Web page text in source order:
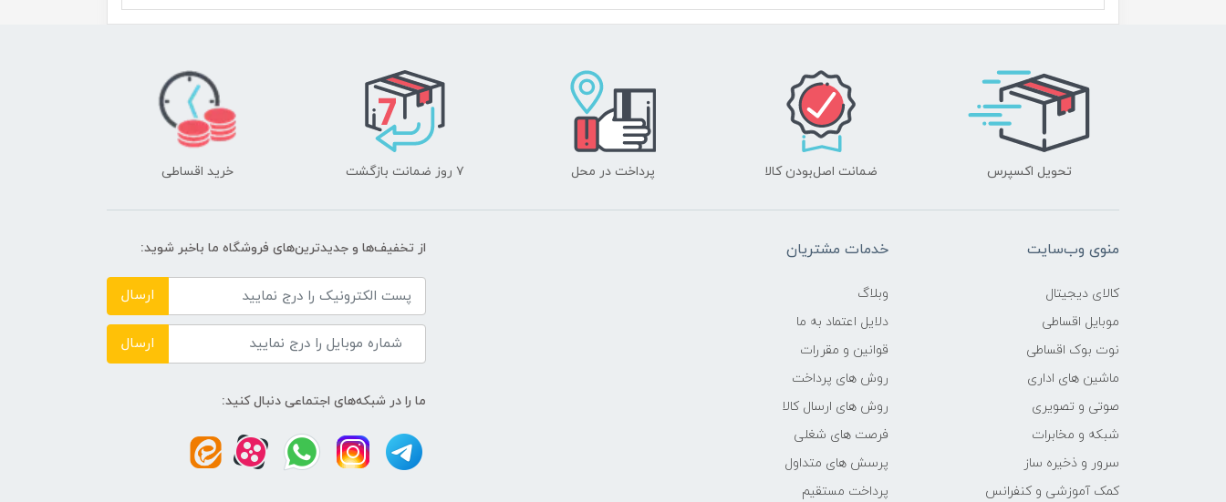
تحویل اکسپرس ضمانت اصل‌بودن کالا پرداخت در محل ۷ روز ضمانت بازگشت خرید اقساطی
منوی وب‌سایت
کالای دیجیتال
موبایل اقساطی
نوت بوک اقساطی
ماشین های اداری
صوتی و تصویری
شبکه و مخابرات
سرور و ذخیره ساز
کمک آموزشی و کنفرانس
خدمات مشتریان
وبلاگ
دلایل اعتماد به ما
قوانین و مقررات
روش های پرداخت
روش های ارسال کالا
فرصت های شغلی
پرسش های متداول
پرداخت مستقیم
از تخفیف‌ها و جدیدترین‌های فروشگاه ما باخبر شوید:
ارسال
ارسال
ما را در شبکه‌های اجتماعی دنبال کنید: